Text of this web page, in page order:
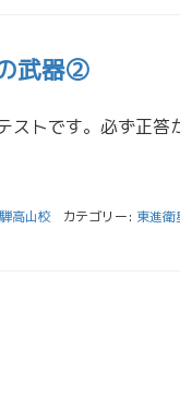
武器②
高山校 カテゴリー: 東進衛